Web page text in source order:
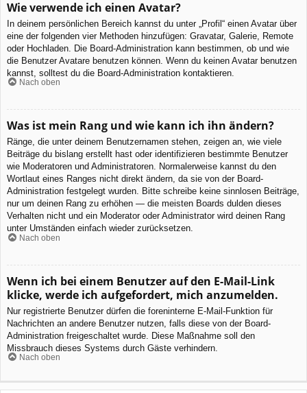
Wie verwende ich einen Avatar?
In deinem persönlichen Bereich kannst du unter „Profil“ einen Avatar über
eine der folgenden vier Methoden hinzufügen: Gravatar, Galerie, Remote
oder Hochladen. Die Board-Administration kann bestimmen, ob und wie
die Benutzer Avatare benutzen können. Wenn du keinen Avatar benutzen
kannst, solltest du die Board-Administration kontaktieren.
Nach oben
Was ist mein Rang und wie kann ich ihn ändern?
Ränge, die unter deinem Benutzernamen stehen, zeigen an, wie viele
Beiträge du bislang erstellt hast oder identifizieren bestimmte Benutzer
wie Moderatoren und Administratoren. Normalerweise kannst du den
Wortlaut eines Ranges nicht direkt ändern, da sie von der Board-
Administration festgelegt wurden. Bitte schreibe keine sinnlosen Beiträge,
nur um deinen Rang zu erhöhen — die meisten Boards dulden dieses
Verhalten nicht und ein Moderator oder Administrator wird deinen Rang
unter Umständen einfach wieder zurücksetzen.
Nach oben
Wenn ich bei einem Benutzer auf den E-Mail-Link
klicke, werde ich aufgefordert, mich anzumelden.
Nur registrierte Benutzer dürfen die foreninterne E-Mail-Funktion für
Nachrichten an andere Benutzer nutzen, falls diese von der Board-
Administration freigeschaltet wurde. Diese Maßnahme soll den
Missbrauch dieses Systems durch Gäste verhindern.
Nach oben